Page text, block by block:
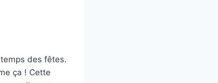
des fêtes.
ça ! Cette